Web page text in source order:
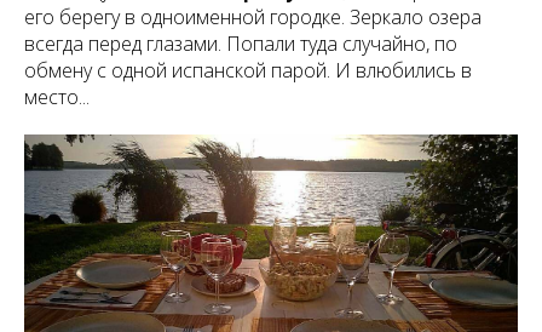
его берегу в одноименной городке. Зеркало озера
всегда перед глазами. Попали туда случайно, по
обмену с одной испанской парой. И влюбились в
место...